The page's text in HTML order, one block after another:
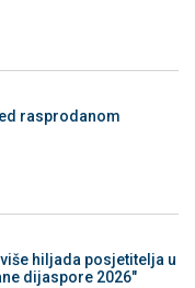
rasprodanom
hiljada posjetitelja u
dijaspore 2026"